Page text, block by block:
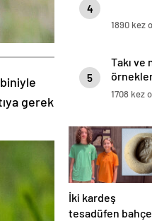
gerek
4
1890 kez
5
Takı ve
1708 kez
İki kardeş
tesadüfen